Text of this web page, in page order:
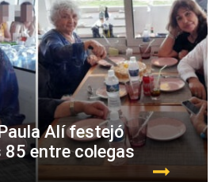
Alí festejó
entre colegas